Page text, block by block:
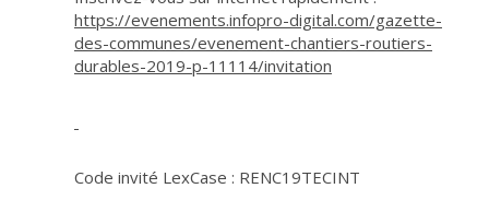
https://evenements.infopro-digital.com/gazette-
des-communes/evenement-chantiers-routiers-
durables-2019-p-11114/invitation
Code invité LexCase : RENC19TECINT